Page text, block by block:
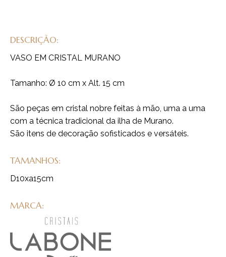
DESCRIÇÃO:
VASO EM CRISTAL MURANO
Tamanho: Ø 10 cm x Alt. 15 cm
São peças em cristal nobre feitas à mão, uma a uma
com a técnica tradicional da ilha de Murano.
São itens de decoração sofisticados e versáteis.
TAMANHOS:
D10xa15cm
MARCA: